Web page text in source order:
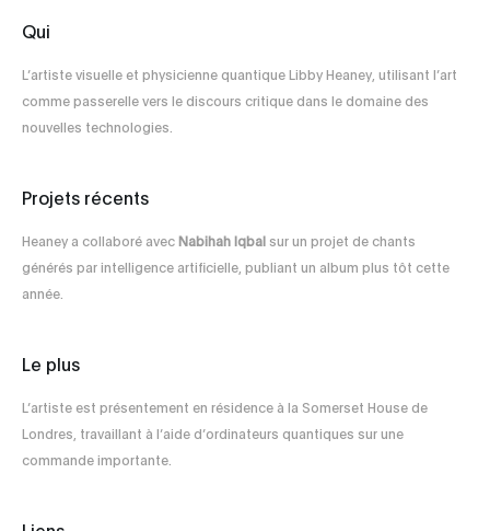
Qui
L’artiste visuelle et physicienne quantique Libby Heaney, utilisant l’art
comme passerelle vers le discours critique dans le domaine des
nouvelles technologies.
Projets récents
Heaney a collaboré avec Nabihah Iqbal sur un projet de chants
générés par intelligence artificielle, publiant un album plus tôt cette
année.
Le plus
L’artiste est présentement en résidence à la Somerset House de
Londres, travaillant à l’aide d’ordinateurs quantiques sur une
commande importante.